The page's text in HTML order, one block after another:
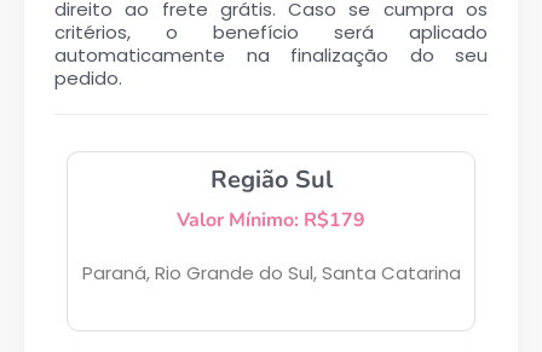
direito ao frete grátis. Caso se cumpra os
critérios, o benefício será aplicado
automaticamente na finalização do seu
pedido.
Região Sul
Valor Mínimo: R$179
Paraná, Rio Grande do Sul, Santa Catarina